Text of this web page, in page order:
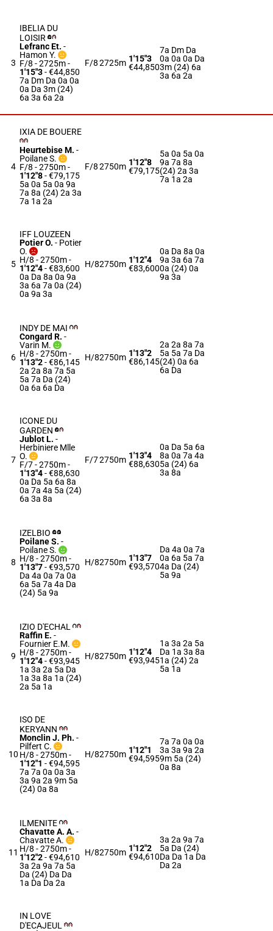
3
IBELIA DU
LOISIR
Lefranc Et. -
Hamon Y.
F/8 - 2725m-
1'15"3- €44,850
7a Dm Da 0a 0a
0a Da 3m (24)
6a 3a 6a 2a
F/82725m 1'15"3
€44,850
7a Dm Da
0a 0a 0a Da
3m (24) 6a
3a 6a 2a
4
IXIA DE BOUERE
Heurtebise M. -
Poilane S.
F/8 - 2750m-
1'12"8- €79,175
5a 0a 5a 0a 9a
7a 8a (24) 2a 3a
7a 1a 2a
F/82750m 1'12"8
€79,175
5a 0a 5a 0a
9a 7a 8a
(24) 2a 3a
7a 1a 2a
5
IFF LOUZEEN
Potier O. - Potier
O.
H/8 - 2750m-
1'12"4- €83,600
0a Da 8a 0a 9a
3a 6a 7a 0a (24)
0a 9a 3a
H/82750m 1'12"4
€83,600
0a Da 8a 0a
9a 3a 6a 7a
0a (24) 0a
9a 3a
6
INDY DE MAI
Congard R. -
Varin M.
H/8 - 2750m-
1'13"2- €86,145
2a 2a 8a 7a 5a
5a 7a Da (24)
0a 6a 6a Da
H/82750m 1'13"2
€86,145
2a 2a 8a 7a
5a 5a 7a Da
(24) 0a 6a
6a Da
7
ICONE DU
GARDEN
Jublot L. -
Herbiniere Mlle
O.
F/7 - 2750m-
1'13"4- €88,630
0a Da 5a 6a 8a
0a 7a 4a 5a (24)
6a 3a 8a
F/72750m 1'13"4
€88,630
0a Da 5a 6a
8a 0a 7a 4a
5a (24) 6a
3a 8a
8
IZELBIO
Poilane S. -
Poilane S.
H/8 - 2750m-
1'13"7- €93,570
Da 4a 0a 7a 0a
6a 5a 7a 4a Da
(24) 5a 9a
H/82750m 1'13"7
€93,570
Da 4a 0a 7a
0a 6a 5a 7a
4a Da (24)
5a 9a
9
IZIO D'ECHAL
Raffin E. -
Fournier E.M.
H/8 - 2750m-
1'12"4- €93,945
1a 3a 2a 5a Da
1a 3a 8a 1a (24)
2a 5a 1a
H/82750m 1'12"4
€93,945
1a 3a 2a 5a
Da 1a 3a 8a
1a (24) 2a
5a 1a
10
ISO DE
KERYANN
Monclin J. Ph. -
Pilfert C.
H/8 - 2750m-
1'12"1 - €94,595
7a 7a 0a 0a 3a
3a 9a 2a 9m 5a
(24) 0a 8a
H/82750m 1'12"1
€94,595
7a 7a 0a 0a
3a 3a 9a 2a
9m 5a (24)
0a 8a
11
ILMENITE
Chavatte A. A. -
Chavatte A.
H/8 - 2750m-
1'12"2- €94,610
3a 2a 9a 7a 5a
Da (24) Da Da
1a Da Da 2a
H/82750m 1'12"2
€94,610
3a 2a 9a 7a
5a Da (24)
Da Da 1a Da
Da 2a
IN LOVE
D'ECAJEUL